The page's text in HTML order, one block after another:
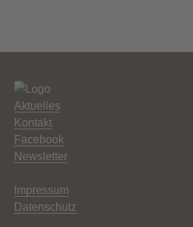
Aktuelles
Kontakt
Facebook
Newsletter
Impressum
Datenschutz